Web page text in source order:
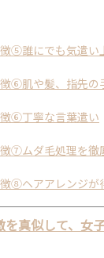
⑤誰にでも気遣い
⑥肌や髪、指先の
⑥丁寧な言葉遣い
⑦ムダ毛処理を徹
⑧ヘアアレンジが
を真似して、女